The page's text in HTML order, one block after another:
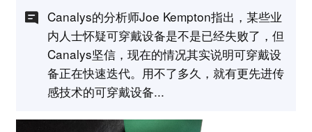
Canalys的分析师Joe Kempton指出，某些业
内人士怀疑可穿戴设备是不是已经失败了，但
Canalys坚信，现在的情况其实说明可穿戴设
备正在快速迭代。用不了多久，就有更先进传
感技术的可穿戴设备...